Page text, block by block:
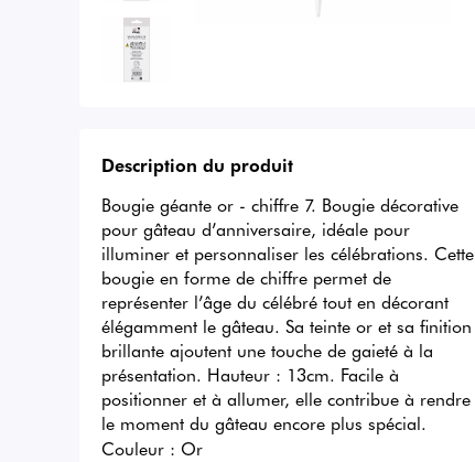
Description du produit
Bougie géante or - chiffre 7. Bougie décorative
pour gâteau d’anniversaire, idéale pour
illuminer et personnaliser les célébrations. Cette
bougie en forme de chiffre permet de
représenter l’âge du célébré tout en décorant
élégamment le gâteau. Sa teinte or et sa finition
brillante ajoutent une touche de gaieté à la
présentation. Hauteur : 13cm. Facile à
positionner et à allumer, elle contribue à rendre
le moment du gâteau encore plus spécial.
Couleur : Or